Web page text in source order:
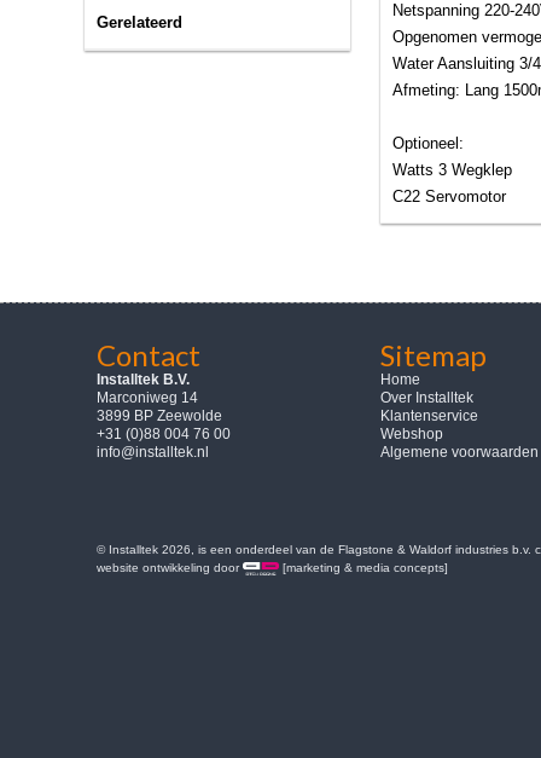
Gerelateerd
Netspanning 220-
Opgenomen
Water Aansluiting 3/
Afmeting: Lang
Optioneel:
Watts 3 Wegklep
C22 Servomotor
Contact
Installtek B.V.
Marconiweg 14
3899 BP Zeewolde
+31 (0)88 004 76 00
info@installtek.nl
Sitemap
Home
Over Installtek
Klantenservice
Webshop
Algemene voorwaarden
© Installtek 2026, is een onderdeel van de Flagstone & Waldorf industries b.v.
website ontwikkeling door
[marketing & media concepts]